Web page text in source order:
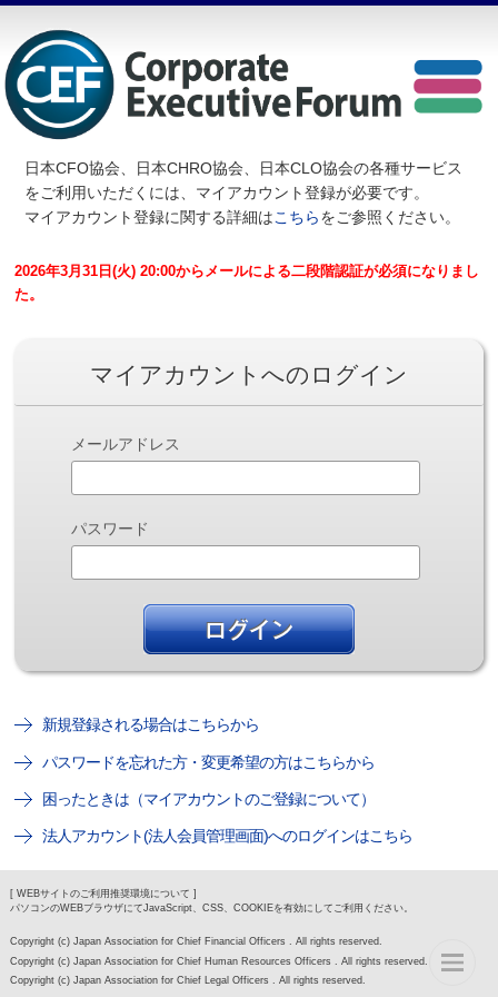
日本CFO協会、日本CHRO協会、日本CLO協会の各種サービス
をご利用いただくには、マイアカウント登録が必要です。
マイアカウント登録に関する詳細はこちらをご参照ください。
2026年3月31日(火) 20:00からメールによる二段階認証が必須になりまし
た。
マイアカウントへのログイン
メールアドレス
パスワード
新規登録される場合はこちらから
パスワードを忘れた方・変更希望の方はこちらから
困ったときは（マイアカウントのご登録について）
法人アカウント(法人会員管理画面)へのログインはこちら
[ WEBサイトのご利用推奨環境について ]
パソコンのWEBブラウザにてJavaScript、CSS、COOKIEを有効にしてご利用ください。
Copyright (c) Japan Association for Chief Financial Officers . All rights reserved.
Copyright (c) Japan Association for Chief Human Resources Officers . All rights reserved.
Copyright (c) Japan Association for Chief Legal Officers . All rights reserved.